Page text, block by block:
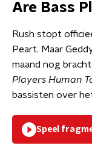
Are Bass
Rush stopt
Peart. Maar
maand nog
Players Human
bassisten over
Speel